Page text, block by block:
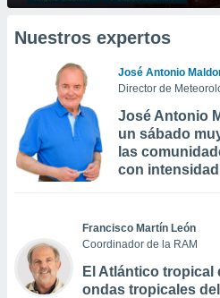
Nuestros expertos
José Antonio
Director de
José Antonio
un sábado
las
con intensidad
Francisco Martín León
Coordinador de la RAM
El Atlántico
ondas tropicales